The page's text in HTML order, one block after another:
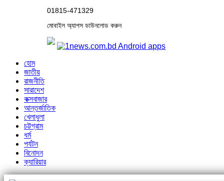
01815-471329
মোবাইল অ্যাপস ডাউনলোড করুন
হোম
জাতীয়
রাজনীতি
সারাদেশ
কক্সবাজার
আন্তর্জাতিক
খেলাধুলা
চট্টগ্রাম
ধর্ম
পর্যটন
বিনোদন
ক্যারিয়ার